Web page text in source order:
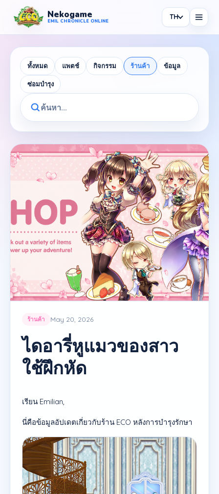
Nekogame
EMIL CHRONICLE ONLINE
Nekogame Emil Chronicle Online
TH
Events
Shop
Information
Maintenance
ทั้งหมด แพตช์ กิจกรรม ร้านค้า ข้อมูล
ซ่อมบำรุง
ร้านค้า May 20, 2026
ไดอารี่หูแมวของสาว
ใช้ฝึกหัด
เรียน Emilian,
นี่คือข้อมูลอัปเดตเกี่ยวกับร้าน ECO หลังการบำรุงรักษา